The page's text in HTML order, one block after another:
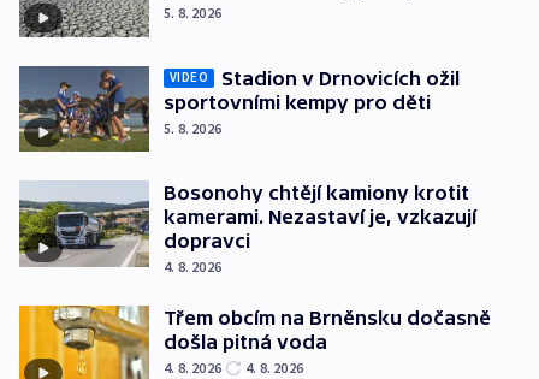
5. 8. 2026
VIDEO
Stadion v Drnovicích ožil
sportovními kempy pro děti
5. 8. 2026
Bosonohy chtějí kamiony krotit
kamerami. Nezastaví je, vzkazují
dopravci
4. 8. 2026
Třem obcím na Brněnsku dočasně
došla pitná voda
4. 8. 2026 4. 8. 2026